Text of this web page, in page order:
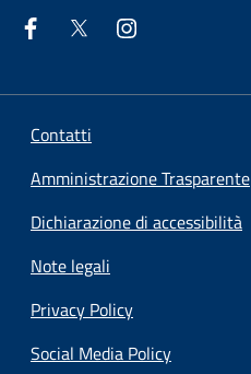
Contatti
Amministrazione Trasparente
Dichiarazione di accessibilità
Note legali
Privacy Policy
Social Media Policy